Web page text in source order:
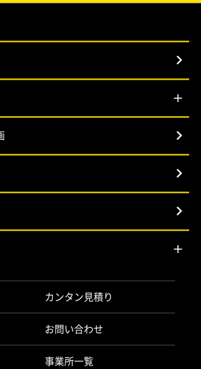
カンタン見積り
お問い合わせ
事業所一覧